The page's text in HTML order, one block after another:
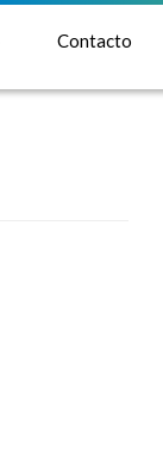
Contacto